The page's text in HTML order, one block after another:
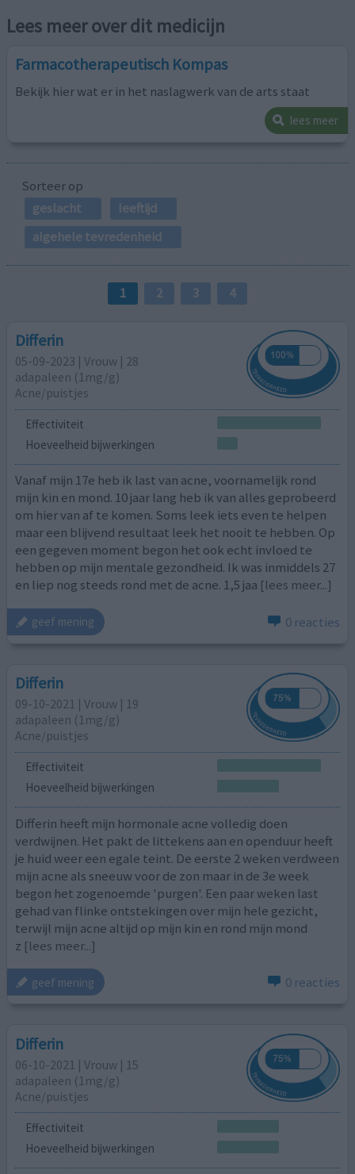
Lees meer over dit medicijn
Farmacotherapeutisch Kompas
Bekijk hier wat er in het naslagwerk van de arts staat
lees meer
Sorteer op
geslacht
leeftijd
algehele tevredenheid
1 2 3 4
Differin
05-09-2023 | Vrouw | 28
adapaleen (1mg/g)
Acne/puistjes
Effectiviteit
Hoeveelheid bijwerkingen
Vanaf mijn 17e heb ik last van acne, voornamelijk rond
mijn kin en mond. 10 jaar lang heb ik van alles geprobeerd
om hier van af te komen. Soms leek iets even te helpen
maar een blijvend resultaat leek het nooit te hebben. Op
een gegeven moment begon het ook echt invloed te
hebben op mijn mentale gezondheid. Ik was inmiddels 27
en liep nog steeds rond met de acne. 1,5 jaa [lees meer...]
geef mening 0 reacties
Differin
09-10-2021 | Vrouw | 19
adapaleen (1mg/g)
Acne/puistjes
Effectiviteit
Hoeveelheid bijwerkingen
Differin heeft mijn hormonale acne volledig doen
verdwijnen. Het pakt de littekens aan en openduur heeft
je huid weer een egale teint. De eerste 2 weken verdween
mijn acne als sneeuw voor de zon maar in de 3e week
begon het zogenoemde 'purgen'. Een paar weken last
gehad van flinke ontstekingen over mijn hele gezicht,
terwijl mijn acne altijd op mijn kin en rond mijn mond
z [lees meer...]
geef mening 0 reacties
Differin
06-10-2021 | Vrouw | 15
adapaleen (1mg/g)
Acne/puistjes
Effectiviteit
Hoeveelheid bijwerkingen